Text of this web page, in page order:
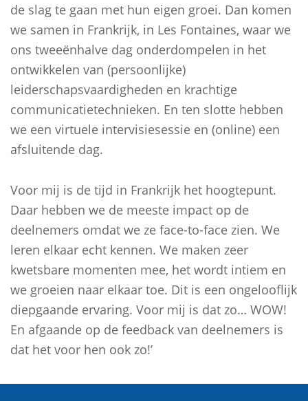
de slag te gaan met hun eigen groei. Dan komen
we samen in Frankrijk, in Les Fontaines, waar we
ons tweeënhalve dag onderdompelen in het
ontwikkelen van (persoonlijke)
leiderschapsvaardigheden en krachtige
communicatietechnieken. En ten slotte hebben
we een virtuele intervisiesessie en (online) een
afsluitende dag.
Voor mij is de tijd in Frankrijk het hoogtepunt.
Daar hebben we de meeste impact op de
deelnemers omdat we ze face-to-face zien. We
leren elkaar echt kennen. We maken zeer
kwetsbare momenten mee, het wordt intiem en
we groeien naar elkaar toe. Dit is een ongelooflijk
diepgaande ervaring. Voor mij is dat zo… WOW!
En afgaande op de feedback van deelnemers is
dat het voor hen ook zo!’